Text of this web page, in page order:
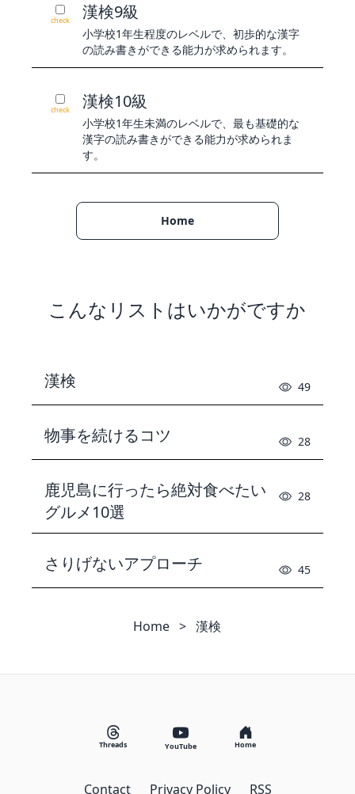
check 漢検9級
小学校1年生程度のレベルで、初歩的な漢字
の読み書きができる能力が求められます。
check 漢検10級
小学校1年生未満のレベルで、最も基礎的な
漢字の読み書きができる能力が求められま
す。
Home
こんなリストはいかがですか
漢検 49
物事を続けるコツ 28
鹿児島に行ったら絶対食べたい
グルメ10選
28
さりげないアプローチ 45
Home > 漢検
Threads YouTube Home
Contact Privacy Policy RSS